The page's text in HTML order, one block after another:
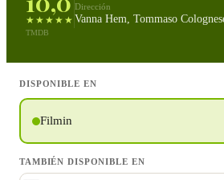
★★★★★
TMDB
Dirección
Vanna Hem, Tommaso
DISPONIBLE EN
Filmin
TAMBIÉN DISPONIBLE EN